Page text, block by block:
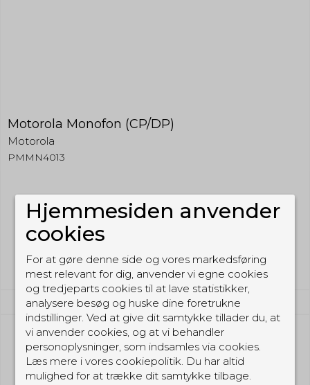
Motorola Monofon (CP/DP)
Motorola
PMMN4013
599,00 DKK
(inkl. moms)
Hjemmesiden anvender
cookies
For at gøre denne side og vores markedsføring
mest relevant for dig, anvender vi egne cookies
og tredjeparts cookies til at lave statistikker,
analysere besøg og huske dine foretrukne
indstillinger. Ved at give dit samtykke tillader du, at
vi anvender cookies, og at vi behandler
personoplysninger, som indsamles via cookies.
Læs mere i vores cookiepolitik. Du har altid
mulighed for at trække dit samtykke tilbage.